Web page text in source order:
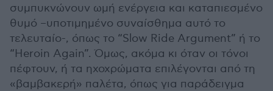
συμπυκνώνουν ωμή ενέργεια και καταπιεσμένο
θυμό –υποτιμημένο συναίσθημα αυτό το
τελευταίο-, όπως το “Slow Ride Argument” ή το
“Heroin Again”. Όμως, ακόμα κι όταν οι τόνοι
πέφτουν, ή τα ηχοχρώματα επιλέγονται από τη
«βαμβακερή» παλέτα, όπως για παράδειγμα